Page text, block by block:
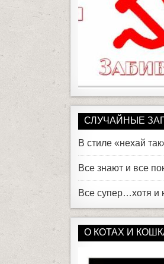
СЛУЧАЙНЫЕ
В стиле «нехай
Все знают и все
Все супер…хотя
О КОТАХ И